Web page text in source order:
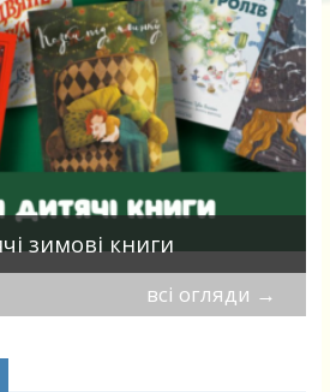
зимові книги
всі огляди →